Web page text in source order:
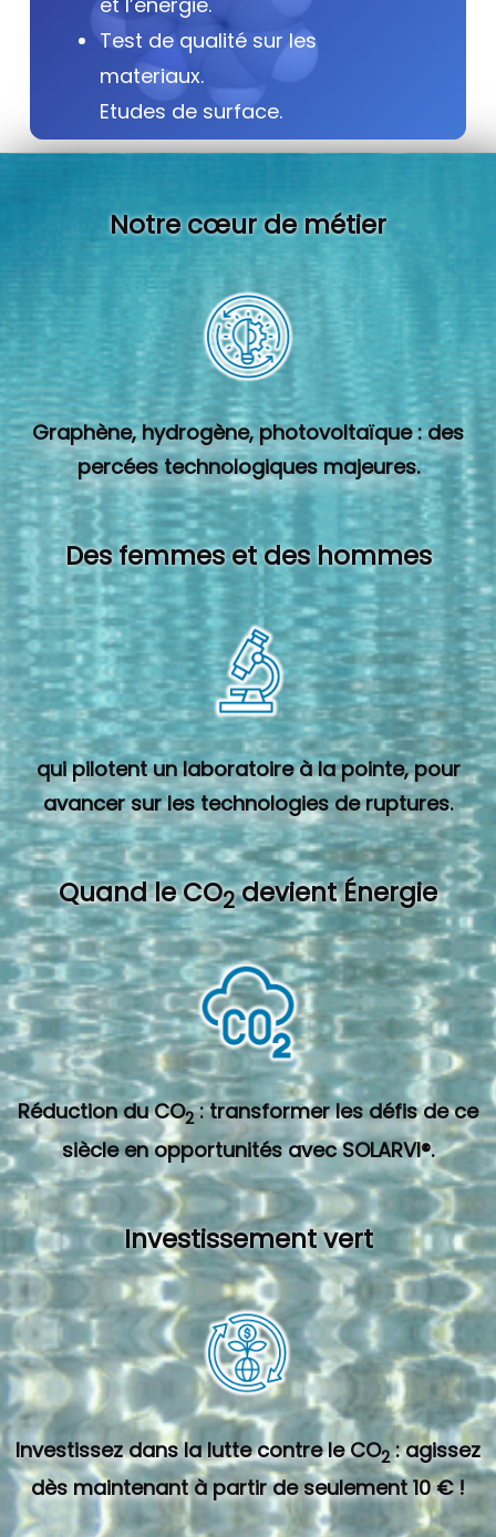
Test de qualité sur les
materiaux.
Etudes de surface.
Notre cœur de métier
Graphène, hydrogène, photovoltaïque : des
percées technologiques majeures.
Des femmes et des hommes
qui pilotent un laboratoire à la pointe, pour
avancer sur les technologies de ruptures.
Quand le CO2devient Énergie
Réduction du CO2 : transformer les défis de ce
siècle en opportunités avec SOLARVI®.
Investissement vert
Investissez dans la lutte contre le CO2 : agissez
dès maintenant à partir de seulement 10 € !